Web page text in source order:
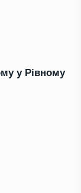
у Рівному